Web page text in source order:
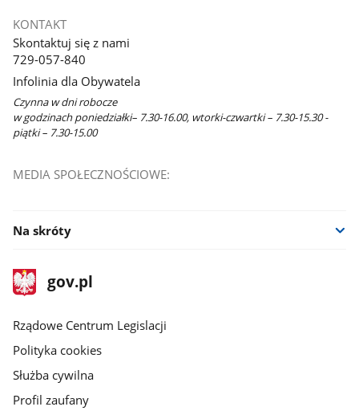
nowym
KONTAKT
Skontaktuj się z nami
729-057-840
Infolinia dla Obywatela
Czynna w dni robocze
w godzinach poniedziałki– 7.30-16.00, wtorki-czwartki – 7.30-15.30 -
piątki – 7.30-15.00
MEDIA SPOŁECZNOŚCIOWE:
Na skróty
stopka
gov.plStrona
gov.pl
Rządowe Centrum Legislacji
Polityka cookies
Służba cywilna
Profil zaufany